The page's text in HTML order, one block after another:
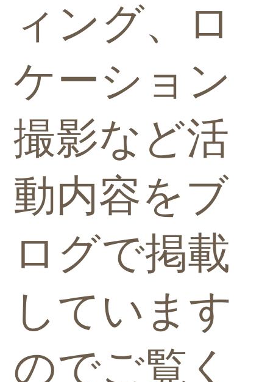
ィング、ロ
ケーション
撮影など活
動内容をブ
ログで掲載
しています
のでご覧く